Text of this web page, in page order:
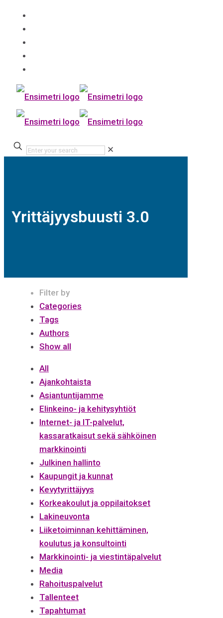
✕
Yrittäjyysbuusti 3.0
Filter by
Categories
Tags
Authors
Show all
All
Ajankohtaista
Asiantuntijamme
Elinkeino- ja kehitysyhtiöt
Internet- ja IT-palvelut,
kassaratkaisut sekä sähköinen
markkinointi
Julkinen hallinto
Kaupungit ja kunnat
Kevytyrittäjyys
Korkeakoulut ja oppilaitokset
Lakineuvonta
Liiketoiminnan kehittäminen,
koulutus ja konsultointi
Markkinointi- ja viestintäpalvelut
Media
Rahoituspalvelut
Tallenteet
Tapahtumat